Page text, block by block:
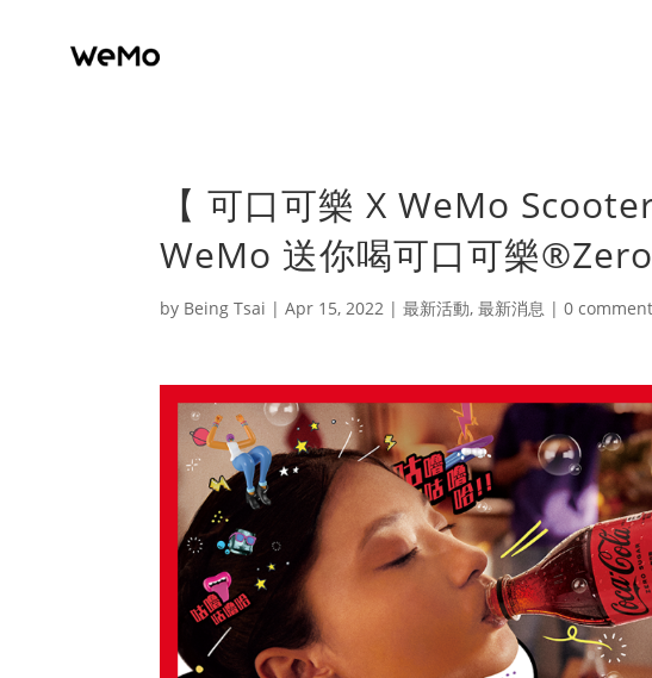
【 可口可樂 X WeMo
WeMo 送你喝可口可樂®Zero
by Being Tsai |Apr 15, 2022 |最新活動,最新消息 |0